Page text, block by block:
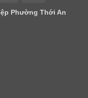
Delivery
Phường Thới An